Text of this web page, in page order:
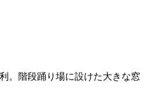
。階段踊り場に設けた大きな窓